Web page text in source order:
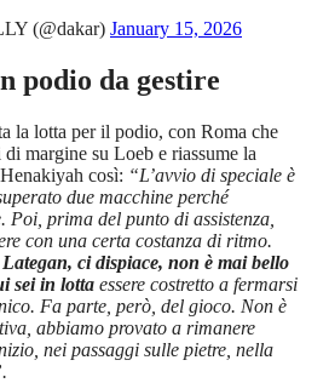
(@dakar) January 15, 2026
podio da gestire
la lotta per il podio, con Roma che
margine su Loeb e riassume la
così: “L’avvio di speciale è
due macchine perché
Poi, prima del punto di assistenza,
con una certa costanza di ritmo.
ci dispiace, non è mai bello
sei in lotta essere costretto a fermarsi
Fa parte, però, del gioco. Non è
abbiamo provato a rimanere
nei passaggi sulle pietre, nella